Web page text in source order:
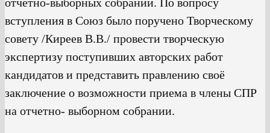
вступления в Союз было поручено Творческому
совету /Киреев В.В./ провести творческую
экспертизу поступивших авторских работ
кандидатов и представить правлению своё
заключение о возможности приема в члены СПР
на отчетно- выборном собрании.